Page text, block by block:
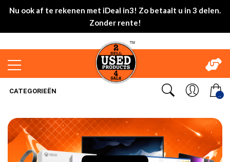
Nu ook af te rekenen met iDeal in3! Zo betaalt u in 3 delen.
Zonder rente!
..
CATEGORIEËN